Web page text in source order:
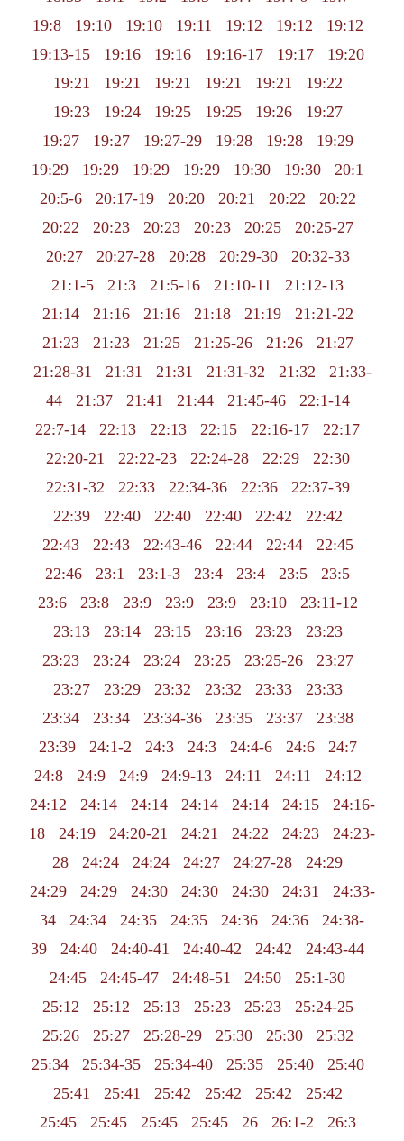
19:8
19:10 19:10 19:11 19:12 19:12
19:12
19:13-15
19:16 19:16 19:16-17 19:17
19:20
19:21
19:21 19:21 19:21 19:21
19:22
19:23
19:24 19:25 19:25 19:26
19:27
19:27
19:27 19:27-29 19:28 19:28
19:29
19:29
19:29 19:29 19:29 19:30 19:30
20:1
20:5-6
20:17-19 20:20 20:21 20:22
20:22
20:22
20:23 20:23 20:23 20:25
20:25-27
20:27
20:27-28 20:28 20:29-30
20:32-33
21:1-5
21:3 21:5-16 21:10-11
21:12-13
21:14
21:16 21:16 21:18 21:19
21:21-22
21:23
21:23 21:25 21:25-26 21:26
21:27
21:28-31
21:31 21:31 21:31-32 21:32
21:33-
44
21:37 21:41 21:44 21:45-46
22:1-14
22:7-14
22:13 22:13 22:15 22:16-17
22:17
22:20-21
22:22-23 22:24-28 22:29
22:30
22:31-32
22:33 22:34-36 22:36
22:37-39
22:39
22:40 22:40 22:40 22:42
22:42
22:43
22:43 22:43-46 22:44 22:44
22:45
22:46
23:1 23:1-3 23:4 23:4 23:5
23:5
23:6
23:8 23:9 23:9 23:9 23:10
23:11-12
23:13
23:14 23:15 23:16 23:23
23:23
23:23
23:24 23:24 23:25 23:25-26
23:27
23:27
23:29 23:32 23:32 23:33
23:33
23:34
23:34 23:34-36 23:35 23:37
23:38
23:39
24:1-2 24:3 24:3 24:4-6 24:6
24:7
24:8
24:9 24:9 24:9-13 24:11 24:11
24:12
24:12
24:14 24:14 24:14 24:14 24:15
24:16-
18
24:19 24:20-21 24:21 24:22 24:23
24:23-
28
24:24 24:24 24:27 24:27-28
24:29
24:29
24:29 24:30 24:30 24:30 24:31
24:33-
34
24:34 24:35 24:35 24:36 24:36
24:38-
39
24:40 24:40-41 24:40-42 24:42
24:43-44
24:45
24:45-47 24:48-51 24:50
25:1-30
25:12
25:12 25:13 25:23 25:23
25:24-25
25:26
25:27 25:28-29 25:30 25:30
25:32
25:34
25:34-35 25:34-40 25:35 25:40
25:40
25:41
25:41 25:42 25:42 25:42
25:42
25:45
25:45 25:45 25:45 26 26:1-2
26:3